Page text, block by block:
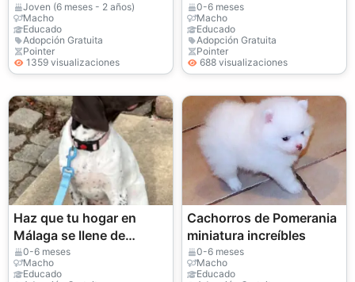
Joven (6 meses - 2 años)
Macho
Educado
Adopción Gratuita
Pointer
1359 visualizaciones
0-6 meses
Macho
Educado
Adopción Gratuita
Pointer
688 visualizaciones
Haz que tu hogar en
Málaga se llene de
alegría con un Braco
Alemán cariñoso,
0-6 meses
Macho
Educado
Cachorros de Pomerania
miniatura increíbles
0-6 meses
Macho
Educado